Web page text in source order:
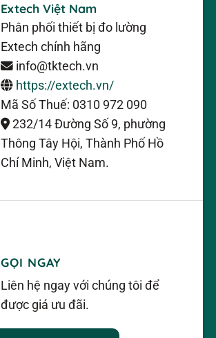
Extech Việt Nam
Phân phối thiết bị đo lường
Extech chính hãng
info@tktech.vn
https://extech.vn/
Mã Số Thuế: 0310 972 090
232/14 Đường Số 9, phường
Thông Tây Hội, Thành Phố Hồ
Chí Minh, Việt Nam.
GỌI NGAY
Liên hệ ngay với chúng tôi để
được giá ưu đãi.